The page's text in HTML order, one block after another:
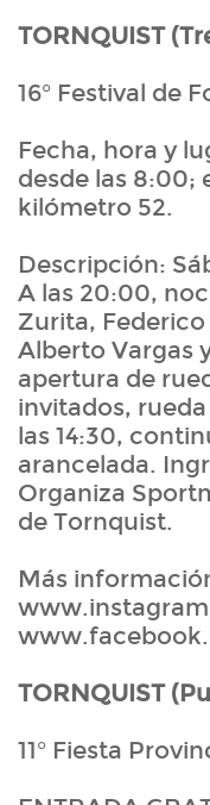
TORNQUIST
16° Festival de
Fecha, hora y
desde las 8:00;
kilómetro 52.
Descripción:
A las 20:00,
Zurita,
Alberto Vargas
apertura de
invitados,
las 14:30,
arancelada.
Organiza
de Tornquist.
Más
TORNQUIST
11° Fiesta